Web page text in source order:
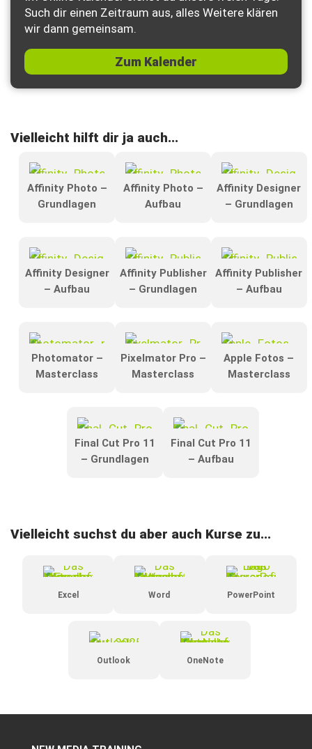
Such dir einen Zeitraum aus, alles Weitere klären
wir dann gemeinsam.
Zum Kalender
Vielleicht hilft dir ja auch...
Affinity Photo –
Grundlagen
Affinity Photo –
Aufbau
Affinity Designer
– Grundlagen
Affinity Designer
– Aufbau
Affinity Publisher
– Grundlagen
Affinity Publisher
– Aufbau
Photomator –
Masterclass
Pixelmator Pro –
Masterclass
Apple Fotos –
Masterclass
Final Cut Pro 11
– Grundlagen
Final Cut Pro 11
– Aufbau
Vielleicht suchst du aber auch Kurse zu...
Excel Word PowerPoint
Outlook OneNote